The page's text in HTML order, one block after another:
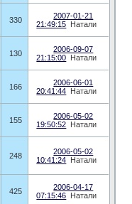
330
2007-01-21
21:49:15 Натали
130
2006-09-07
21:15:00 Натали
166
2006-06-01
20:41:44 Натали
155
2006-05-02
19:50:52 Натали
248
2006-05-02
10:41:24 Натали
425
2006-04-17
07:15:46 Натали